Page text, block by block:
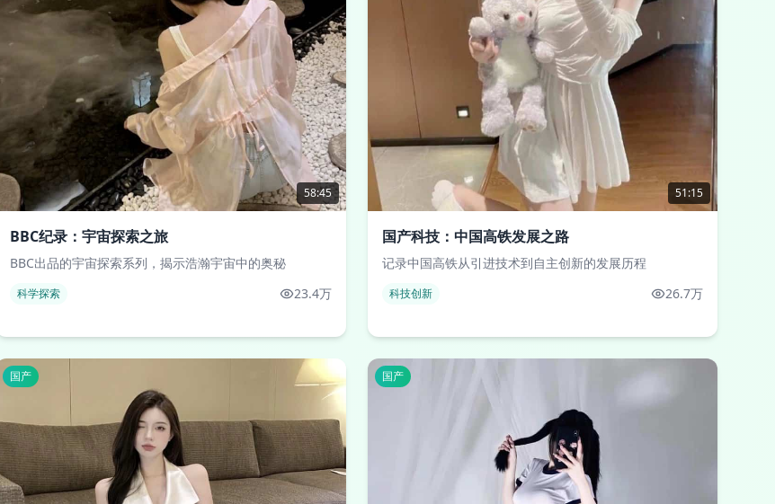
58:45
BBC纪录：宇宙探索之旅
BBC出品的宇宙探索系列，揭示浩瀚宇宙中的奥秘
科学探索 23.4万
51:15
国产科技：中国高铁发展之路
记录中国高铁从引进技术到自主创新的发展历程
科技创新 26.7万
国产 国产